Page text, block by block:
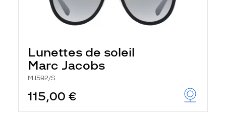
Lunettes de soleil
Marc Jacobs
MJ592/S
115,00 €